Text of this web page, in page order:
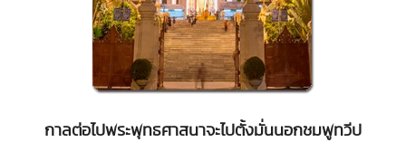
กาลต่อไปพระพุทธศาสนาจะไปตั้งมั่นนอกชมพูทวีป